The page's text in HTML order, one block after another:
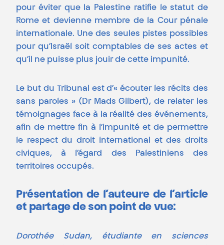
pour éviter que la Palestine ratifie le statut de
Rome et devienne membre de la Cour pénale
internationale. Une des seules pistes possibles
pour qu’Israël soit comptables de ses actes et
qu’il ne puisse plus jouir de cette impunité.
Le but du Tribunal est d’« écouter les récits des
sans paroles » (Dr Mads Gilbert), de relater les
témoignages face à la réalité des événements,
afin de mettre fin à l’impunité et de permettre
le respect du droit international et des droits
civiques, à l’égard des Palestiniens des
territoires occupés.
Présentation de l’auteure de l’article
et partage de son point de vue:
Dorothée Sudan, étudiante en sciences